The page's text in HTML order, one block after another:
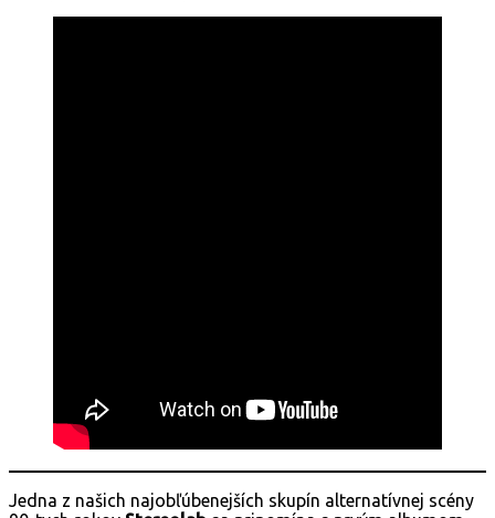
Jedna z našich najobľúbenejších skupín alternatívnej scény